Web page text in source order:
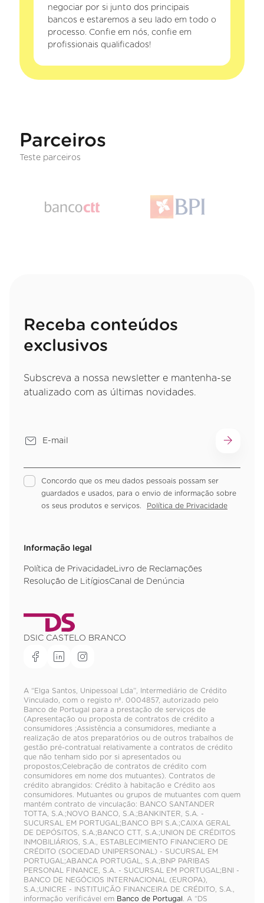
negociar por si junto dos principais
bancos e estaremos a seu lado em todo o
processo. Confie em nós, confie em
profissionais qualificados!
Parceiros
Teste parceiros
Receba conteúdos
exclusivos
Subscreva a nossa newsletter e mantenha-se
atualizado com as últimas novidades.
Concordo que os meu dados pessoais possam ser
guardados e usados, para o envio de informação sobre
os seus produtos e serviços.
Política de Privacidade
Informação legal
Política de PrivacidadeLivro de Reclamações
Resolução de LitígiosCanal de Denúncia
DSIC CASTELO BRANCO
A “Elga Santos, Unipessoal Lda”, Intermediário de Crédito
Vinculado, com o registo nº. 0004857, autorizado pelo
Banco de Portugal para a prestação de serviços de
(Apresentação ou proposta de contratos de crédito a
consumidores ;Assistência a consumidores, mediante a
realização de atos preparatórios ou de outros trabalhos de
gestão pré-contratual relativamente a contratos de crédito
que não tenham sido por si apresentados ou
propostos;Celebração de contratos de crédito com
consumidores em nome dos mutuantes). Contratos de
crédito abrangidos: Crédito à habitação e Crédito aos
consumidores. Mutuantes ou grupos de mutuantes com quem
mantém contrato de vinculação: BANCO SANTANDER
TOTTA, S.A.;NOVO BANCO, S.A.;BANKINTER, S.A. -
SUCURSAL EM PORTUGAL;BANCO BPI S.A.;CAIXA GERAL
DE DEPÓSITOS, S.A.;BANCO CTT, S.A.;UNION DE CRÉDITOS
INMOBILIÁRIOS, S.A., ESTABLECIMIENTO FINANCIERO DE
CRÉDITO (SOCIEDAD UNIPERSONAL) - SUCURSAL EM
PORTUGAL;ABANCA PORTUGAL, S.A.;BNP PARIBAS
PERSONAL FINANCE, S.A. - SUCURSAL EM PORTUGAL;BNI -
BANCO DE NEGÓCIOS INTERNACIONAL (EUROPA),
S.A.;UNICRE - INSTITUIÇÃO FINANCEIRA DE CRÉDITO, S.A.,
informação verificável em Banco de Portugal. A “DS